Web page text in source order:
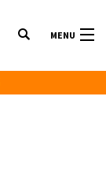
MENU